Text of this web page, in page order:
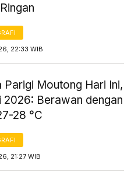
22:33 WIB
Parigi Moutong Hari Ini,
2026: Berawan dengan
28 °C
21:27 WIB